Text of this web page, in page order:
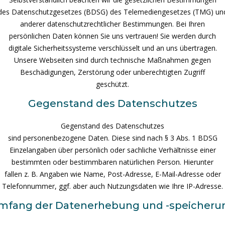
Datenschutzgesetzes (BDSG) des Telemediengesetzes (TMG)
anderer datenschutzrechtlicher Bestimmungen. Bei Ihren
persönlichen Daten können Sie uns vertrauen! Sie werden durch
digitale Sicherheitssysteme verschlüsselt und an uns übertragen.
Unsere Webseiten sind durch technische Maßnahmen gegen
Beschädigungen, Zerstörung oder unberechtigten Zugriff
geschützt.
Gegenstand des Datenschutzes
Gegenstand des Datenschutzes
sind personenbezogene Daten. Diese sind nach § 3 Abs. 1 BDSG
Einzelangaben über persönlich oder sachliche Verhältnisse einer
bestimmten oder bestimmbaren natürlichen Person. Hierunter
fallen z. B. Angaben wie Name, Post-Adresse, E-Mail-Adresse oder
Telefonnummer, ggf. aber auch Nutzungsdaten wie Ihre IP-Adresse.
der Datenerhebung und -